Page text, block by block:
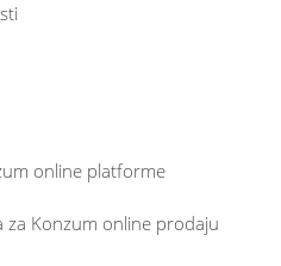
online platforme
za Konzum online prodaju